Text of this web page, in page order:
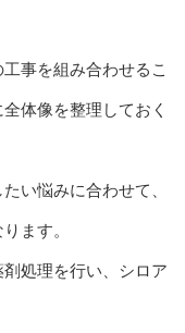
事を組み合わせるこ
体像を整理しておく
い悩みに合わせて、
ます。
処理を行い、シロア